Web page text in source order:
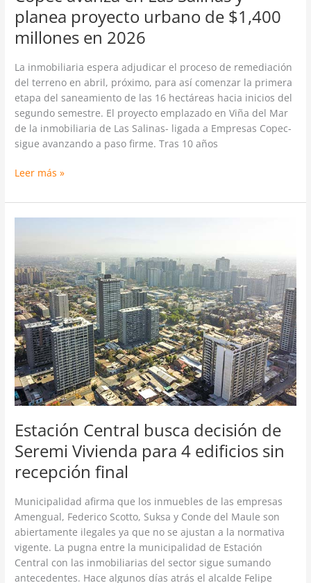
planea proyecto urbano de $1,400
millones en 2026
La inmobiliaria espera adjudicar el proceso de remediación
del terreno en abril, próximo, para así comenzar la primera
etapa del saneamiento de las 16 hectáreas hacia inicios del
segundo semestre. El proyecto emplazado en Viña del Mar
de la inmobiliaria de Las Salinas- ligada a Empresas Copec-
sigue avanzando a paso firme. Tras 10 años
Leer más »
Estación Central busca decisión de
Seremi Vivienda para 4 edificios sin
recepción final
Municipalidad afirma que los inmuebles de las empresas
Amengual, Federico Scotto, Suksa y Conde del Maule son
abiertamente ilegales ya que no se ajustan a la normativa
vigente. La pugna entre la municipalidad de Estación
Central con las inmobiliarias del sector sigue sumando
antecedentes. Hace algunos días atrás el alcalde Felipe
busca
decisión
de
Seremi
Vivienda
para
4
edificios
sin
recepción
final